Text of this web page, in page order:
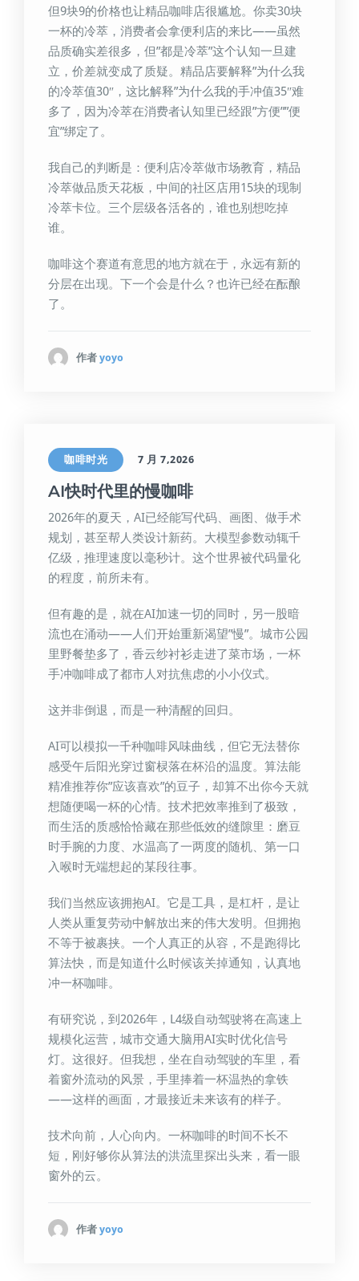
但9块9的价格也让精品咖啡店很尴尬。你卖30块
一杯的冷萃，消费者会拿便利店的来比——虽然
品质确实差很多，但”都是冷萃”这个认知一旦建
立，价差就变成了质疑。精品店要解释”为什么我
的冷萃值30″，这比解释”为什么我的手冲值35″难
多了，因为冷萃在消费者认知里已经跟”方便””便
宜”绑定了。
我自己的判断是：便利店冷萃做市场教育，精品
冷萃做品质天花板，中间的社区店用15块的现制
冷萃卡位。三个层级各活各的，谁也别想吃掉
谁。
咖啡这个赛道有意思的地方就在于，永远有新的
分层在出现。下一个会是什么？也许已经在酝酿
了。
作者 yoyo
咖啡时光 7 月 7,2026
AI快时代里的慢咖啡
2026年的夏天，AI已经能写代码、画图、做手术
规划，甚至帮人类设计新药。大模型参数动辄千
亿级，推理速度以毫秒计。这个世界被代码量化
的程度，前所未有。
但有趣的是，就在AI加速一切的同时，另一股暗
流也在涌动——人们开始重新渴望”慢”。城市公园
里野餐垫多了，香云纱衬衫走进了菜市场，一杯
手冲咖啡成了都市人对抗焦虑的小小仪式。
这并非倒退，而是一种清醒的回归。
AI可以模拟一千种咖啡风味曲线，但它无法替你
感受午后阳光穿过窗棂落在杯沿的温度。算法能
精准推荐你”应该喜欢”的豆子，却算不出你今天就
想随便喝一杯的心情。技术把效率推到了极致，
而生活的质感恰恰藏在那些低效的缝隙里：磨豆
时手腕的力度、水温高了一两度的随机、第一口
入喉时无端想起的某段往事。
我们当然应该拥抱AI。它是工具，是杠杆，是让
人类从重复劳动中解放出来的伟大发明。但拥抱
不等于被裹挟。一个人真正的从容，不是跑得比
算法快，而是知道什么时候该关掉通知，认真地
冲一杯咖啡。
有研究说，到2026年，L4级自动驾驶将在高速上
规模化运营，城市交通大脑用AI实时优化信号
灯。这很好。但我想，坐在自动驾驶的车里，看
着窗外流动的风景，手里捧着一杯温热的拿铁
——这样的画面，才最接近未来该有的样子。
技术向前，人心向内。一杯咖啡的时间不长不
短，刚好够你从算法的洪流里探出头来，看一眼
窗外的云。
作者 yoyo